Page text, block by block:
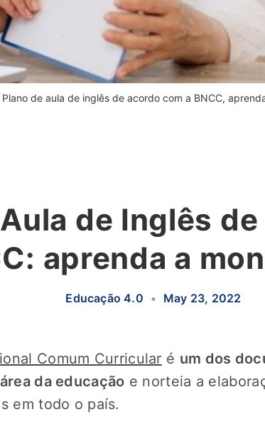
Plano de aula de inglês de acordo com a BNCC,
de Inglês
aprenda a
Educação 4.0 • May 23, 2022
Comum Curricular é um dos
da educação e norteia a
em todo o país.